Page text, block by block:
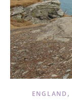
ENGLAND ,